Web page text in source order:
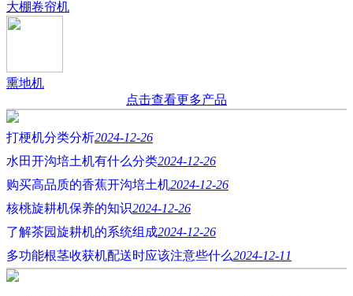
大棚卷帘机
熏地机
点击查看更多产品
打梗机分类分析2024-12-26
水田开沟培土机有什么分类2024-12-26
购买高品质的香蕉开沟培土机2024-12-26
核桃旋耕机保养的知识2024-12-26
了解茶园旋耕机的系统组成2024-12-26
多功能根茎收获机配送时应该注意些什么2024-12-11